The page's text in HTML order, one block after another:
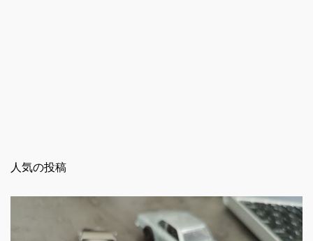
人気の投稿